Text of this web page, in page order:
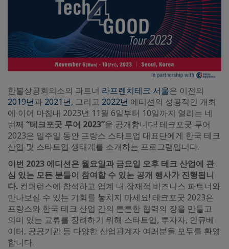
한불상공회의소의 파트너 라프렌치테크 서울은 이전의
2019년과 2021년, 그리고 2022년 에디션의 성공적인 개최
에 이어 마침내 2023년 11월 6일부터 10일까지 열리는 네
번째 “테크포굿 투어 2023”을 공개합니다! 테크포굿 투어
2023은 일주일 동안 프랑스 스타트업 대표단에게 한국 테크
산업 및 스타트업 생태계를 소개하는 프로그램입니다.
이번 2023 에디션은 월요일과 금요일 오후 테크 산업에 관
심 있는 모든 분들이 참여할 수 있는 공개 행사가 진행됩니
다. 컨퍼런스에 참석하고 업계 내 잠재적 비즈니스 파트너와
만나보실 수 있는 기회를 놓치지 마세요! 테크포굿 2023은
프랑스와 한국 테크 산업 간의 튼튼한 협력의 장을 만들고
의미 있는 교류를 장려하기 위해 스타트업, 투자자, 인큐베
이터, 공공기관 등 다양한 산업관계자 여러분들 모두를 환영
합니다.